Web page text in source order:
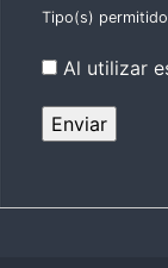
Tipo(s)
Al utilizar